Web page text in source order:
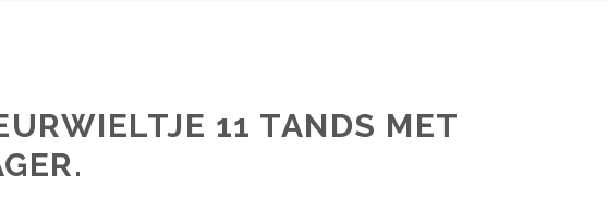
11 TANDS MET